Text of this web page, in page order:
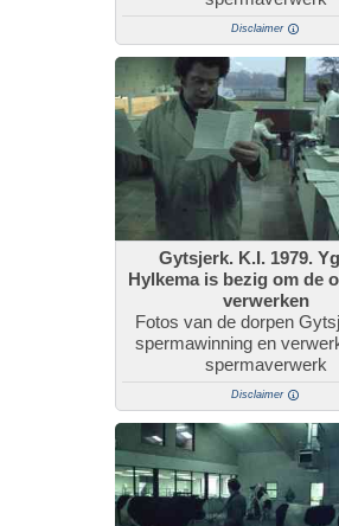
Disclaimer
Gytsjerk. K.I. 1979.
Hylkema is bezig om de
verwerken
Fotos van de dorpen
spermawinning en
spermaverwerk
Disclaimer